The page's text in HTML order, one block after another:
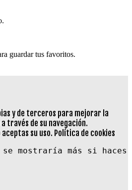
guardar tus favoritos.
y de terceros para mejorar la
través de su navegación.
su uso. Política de cookies
se mostraría más si